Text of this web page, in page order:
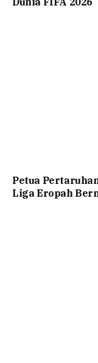
Petua
Liga Eropah